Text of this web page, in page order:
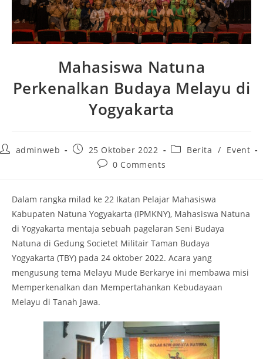
Mahasiswa Natuna
Perkenalkan Budaya Melayu di
Yogyakarta
adminweb 25 Oktober 2022 Berita / Event
0 Comments
Dalam rangka milad ke 22 Ikatan Pelajar Mahasiswa
Kabupaten Natuna Yogyakarta (IPMKNY), Mahasiswa Natuna
di Yogyakarta mentaja sebuah pagelaran Seni Budaya
Natuna di Gedung Societet Militair Taman Budaya
Yogyakarta (TBY) pada 24 oktober 2022. Acara yang
mengusung tema Melayu Mude Berkarye ini membawa misi
Memperkenalkan dan Mempertahankan Kebudayaan
Melayu di Tanah Jawa.